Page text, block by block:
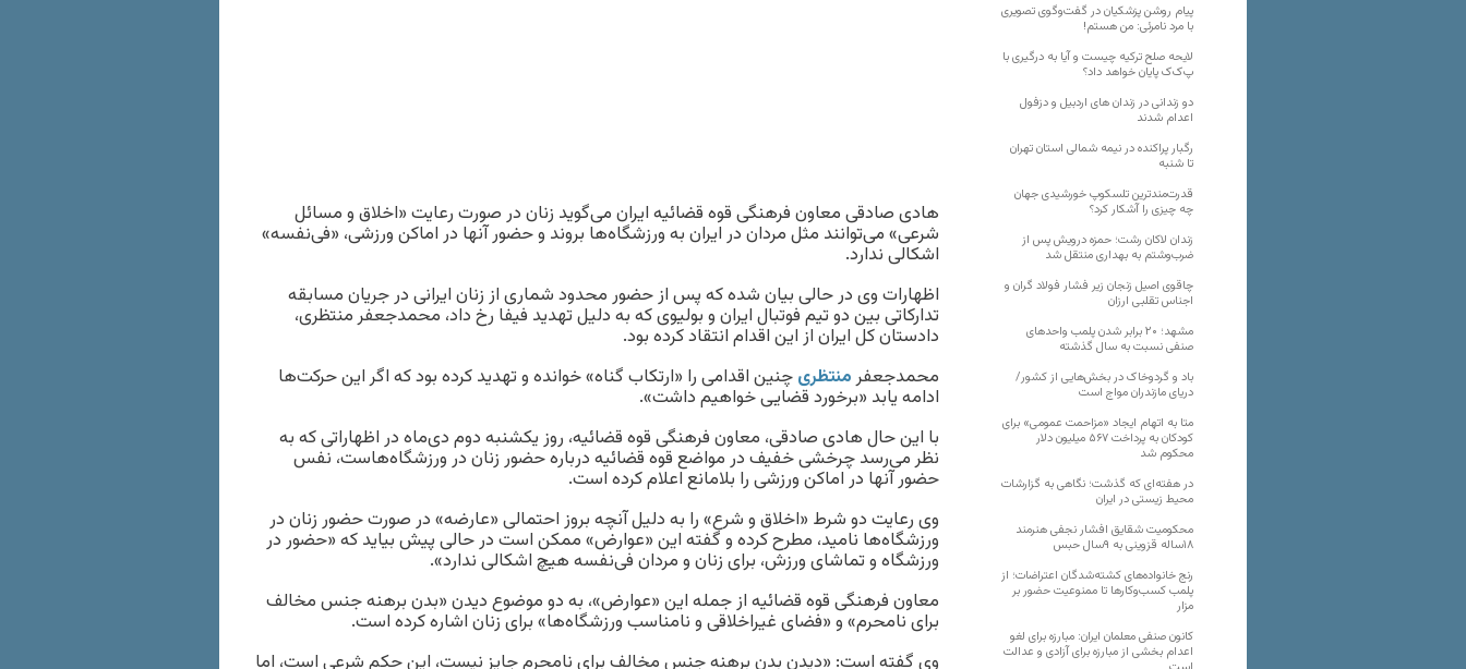
هادی صادقی معاون فرهنگی قوه قضائیه ایران می‌گوید زنان در صورت رعایت «اخلاق و مسائل
شرعی» می‌توانند مثل مردان در ایران به ورزشگاه‌ها بروند و حضور آنها در اماکن ورزشی، «فی‌‌نفسه»
اشکالی ندارد.
اظهارات وی در حالی بیان شده که پس از حضور محدود شماری از زنان ایرانی در جریان مسابقه
تدارکاتی بین دو تیم فوتبال ایران و بولیوی که به دلیل تهدید فیفا رخ داد، محمدجعفر منتظری،
دادستان کل ایران از این اقدام انتقاد کرده بود.
محمدجعفرمنتظریچنین اقدامی را «ارتکاب گناه» خوانده و تهدید کرده بود که اگر این حرکت‌ها
ادامه یابد «برخورد قضایی خواهیم داشت».
با این حال هادی صادقی، معاون فرهنگی قوه قضائیه، روز یکشنبه دوم دی‌ماه در اظهاراتی که به
نظر می‌رسد چرخشی خفیف در مواضع قوه قضائیه درباره حضور زنان در ورزشگاه‌هاست، نفس
حضور آنها در اماکن ورزشی را بلامانع اعلام کرده است.
وی رعایت دو شرط «اخلاق و شرع» را به دلیل آنچه بروز احتمالی «عارضه» در صورت حضور زنان در
ورزشگاه‌ها نامید، مطرح کرده و گفته این «عوارض» ممکن است در حالی پیش بیاید که «حضور در
ورزشگاه و تماشای ورزش، برای زنان و مردان فی‌نفسه هیچ اشکالی ندارد».
معاون فرهنگی قوه قضائیه از جمله این «عوارض»، به دو موضوع دیدن «بدن برهنه جنس مخالف
برای نامحرم» و «فضای غیراخلاقی و نامناسب ورزشگاه‌ها» برای زنان اشاره کرده است.
وی گفته است: «دیدن بدن برهنه جنس مخالف برای نامحرم جایز نیست، این حکم شرعی است، اما
پیام روشن پزشکیان در گفت‌و‌گوی تصویری
با مرد نامرئی: من هستم!
لایحه صلح ترکیه چیست و آیا به درگیری با
پ‌ک‌ک پایان خواهد داد؟
دو زندانی در زندان های اردبیل و دزفول
اعدام شدند
رگبار پراکنده در نیمه شمالی استان تهران
تا شنبه
قدرت‌مندترین تلسکوپ خورشیدی جهان
چه چیزی را آشکار کرد؟
زندان لاکان رشت؛ حمزه درویش پس از
ضرب‌وشتم به بهداری منتقل شد
چاقوی اصیل زنجان زیر فشار فولاد گران و
اجناس تقلبی ارزان
مشهد؛ ۲۰ برابر شدن پلمب واحدهای
صنفی نسبت به سال گذشته
باد و گردوخاک در بخش‌هایی از کشور/
دریای مازندران مواج است
متا به اتهام ایجاد «مزاحمت عمومی» برای
کودکان به پرداخت ۵۶۷ میلیون دلار
محکوم شد
در هفته‌ای که گذشت؛ نگاهی به گزارشات
محیط زیستی در ایران
محکومیت شقایق افشار نجفی هنرمند
۱۸ساله قزوینی به ۹سال حبس
رنج خانواده‌های کشته‌شدگان اعتراضات؛ از
پلمب کسب‌وکارها تا ممنوعیت حضور بر
مزار
کانون صنفی معلمان ایران: مبارزه برای لغو
اعدام بخشی از مبارزه برای آزادی و عدالت